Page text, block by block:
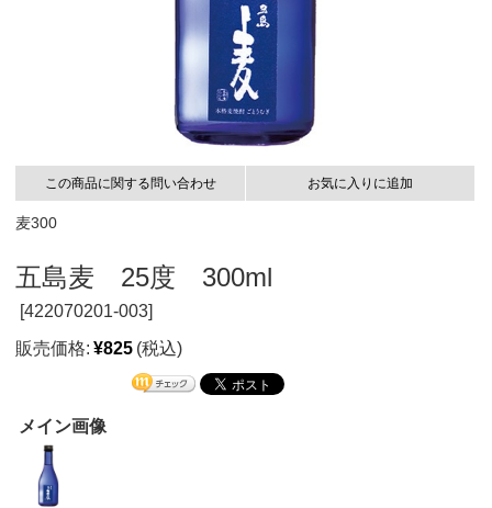
この商品に関する問い合わせ お気に入りに追加
麦300
五島麦 25度 300ml
[422070201-003]
販売価格: ¥825 (税込)
メイン画像